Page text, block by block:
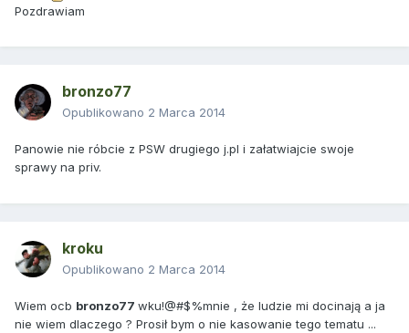
Pozdrawiam
bronzo77
Opublikowano 2 Marca 2014
Panowie nie róbcie z PSW drugiego j.pl i załatwiajcie swoje
sprawy na priv.
kroku
Opublikowano 2 Marca 2014
Wiem ocb bronzo77 wku!@#$%mnie , że ludzie mi docinają a ja
nie wiem dlaczego ? Prosił bym o nie kasowanie tego tematu ...